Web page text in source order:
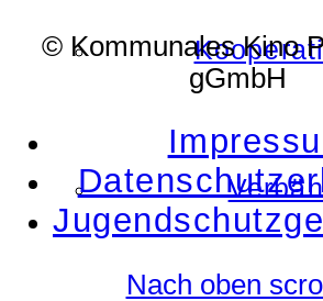
© Kommunales Kino
gGmbH
Nach oben